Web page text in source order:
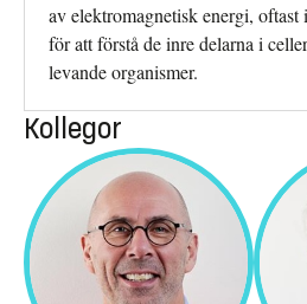
av elektromagnetisk energi, oftast
för att förstå de inre delarna i
levande organismer.
Kollegor